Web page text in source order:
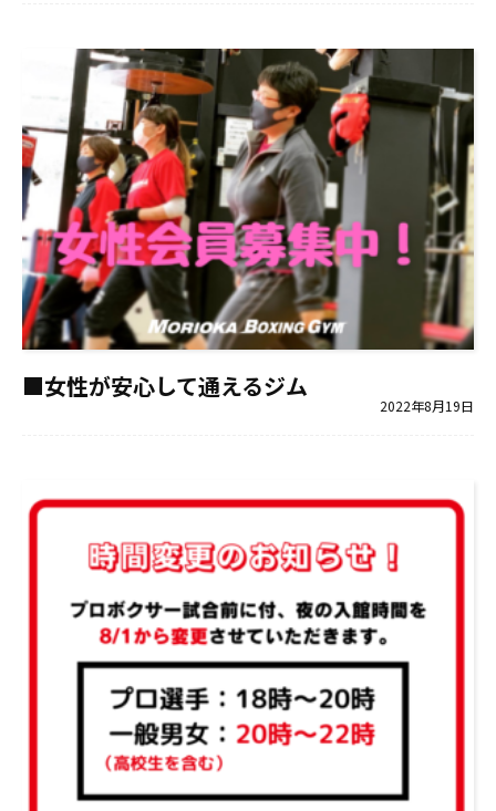
■女性が安心して通えるジム
2022年8月19日